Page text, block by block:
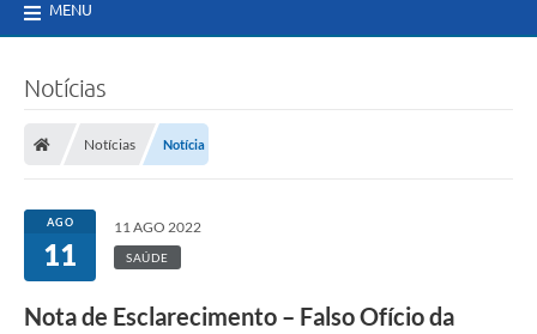
MENU
Notícias
Notícias Notícia
AGO
11
11 AGO 2022
SAÚDE
Nota de Esclarecimento – Falso Ofício da